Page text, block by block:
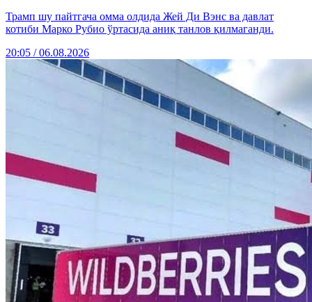
Трамп шу пайтгача омма олдида Жей Ди Вэнс ва давлат
котиби Марко Рубио ўртасида аниқ танлов қилмаганди.
20:05 / 06.08.2026